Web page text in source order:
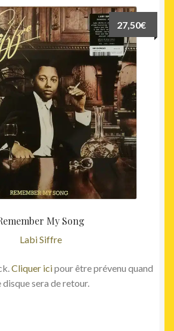
My Song
Labi Siffre
27,50€
Cliquer icipour être prévenu quand
disque sera de retour.